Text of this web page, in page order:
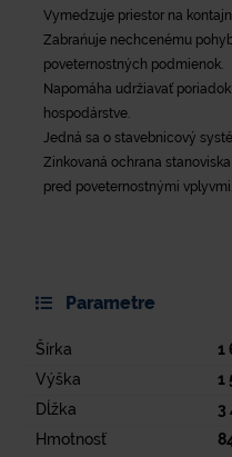
Vymedzuje priestor na
Zabrańuje nechcenému
poveternostných podmienok.
Napomáha udržiavať
hospodárstve.
Jedná sa o stavebnicový
Zinkovaná ochrana
pred poveternostnými vplyvmi.
Parametre
Šírka 1
Výška
1
Dĺžka
3
Hmotnosť